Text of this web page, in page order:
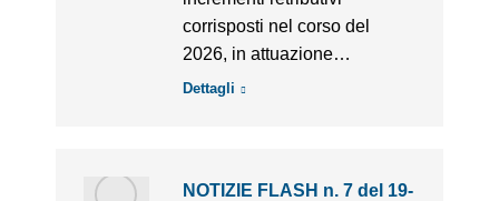
corrisposti nel corso del
2026, in attuazione…
Dettagli
NOTIZIE FLASH n. 7 del 19-